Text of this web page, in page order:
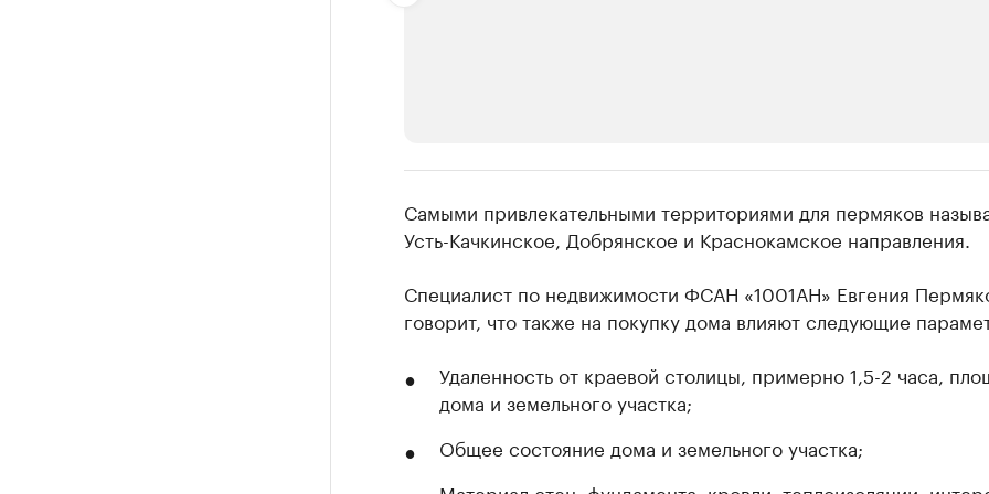
Крупные организации в нефтегазовой
Самыми привлекательными территориями для пермяков
Усть-Качкинское, Добрянское и Краснокамское направления.
Специалист по недвижимости ФСАН «1001АН» Евгения
говорит, что также на покупку дома влияют следующие
Удаленность от краевой столицы, примерно 1,5-2 часа,
дома и земельного участка;
Общее состояние дома и земельного участка;